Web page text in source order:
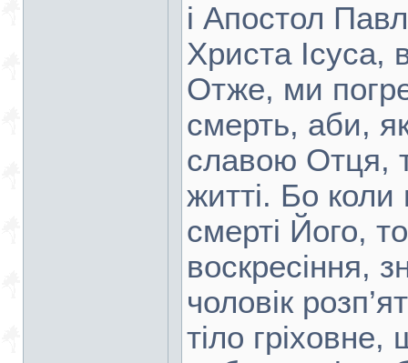
і Апостол
Христа Ісуса,
Отже, ми
смерть, аби,
славою Отця,
житті. Бо
смерті Його,
воскресіння,
чоловік
тіло